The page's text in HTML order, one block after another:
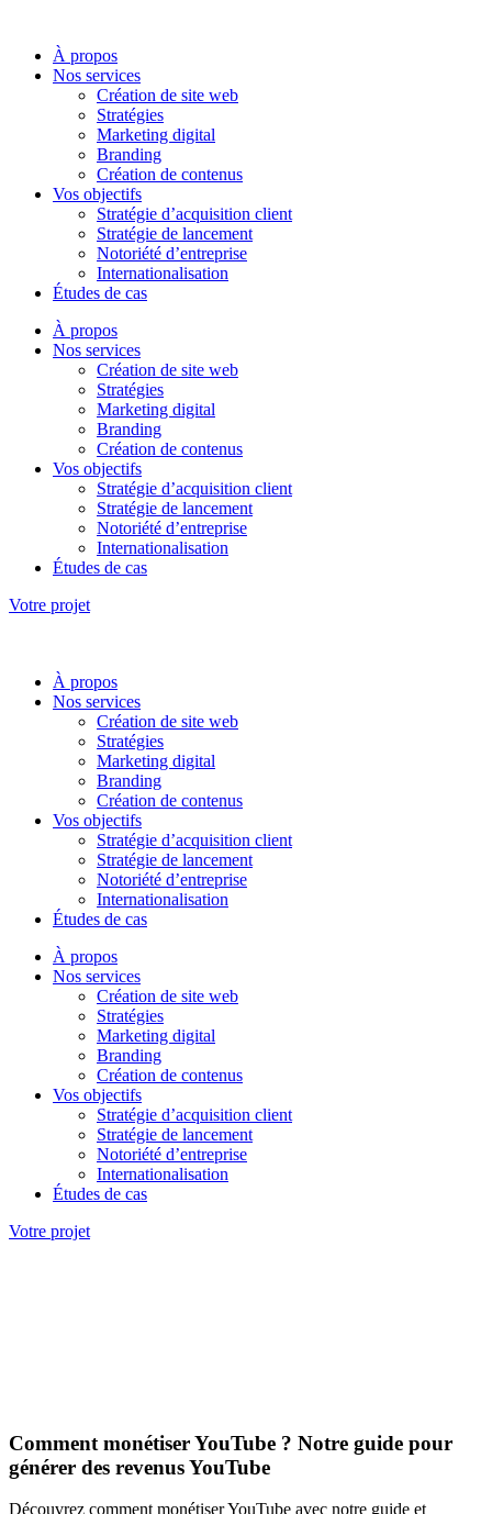
contenuÀ propos
Nos services
Création de site web
Stratégies
Marketing digital
Branding
Création de contenus
Vos objectifs
Stratégie d’acquisition client
Stratégie de lancement
Notoriété d’entreprise
Internationalisation
Études de cas
À propos
Nos services
Création de site web
Stratégies
Marketing digital
Branding
Création de contenus
Vos objectifs
Stratégie d’acquisition client
Stratégie de lancement
Notoriété d’entreprise
Internationalisation
Études de cas
Votre projet
À propos
Nos services
Création de site web
Stratégies
Marketing digital
Branding
Création de contenus
Vos objectifs
Stratégie d’acquisition client
Stratégie de lancement
Notoriété d’entreprise
Internationalisation
Études de cas
À propos
Nos services
Création de site web
Stratégies
Marketing digital
Branding
Création de contenus
Vos objectifs
Stratégie d’acquisition client
Stratégie de lancement
Notoriété d’entreprise
Internationalisation
Études de cas
Votre projet
Comment monétiser YouTube ? Notre guide pour
générer des revenus YouTube
Découvrez comment monétiser YouTube avec notre guide et